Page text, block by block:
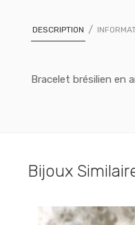
DESCRIPTION
Bracelet brésilien en
Bijoux